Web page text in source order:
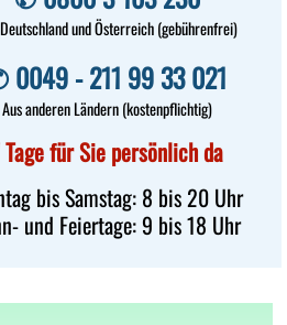
und Österreich (gebührenfrei)
- 211 99 33 021
Aus anderen Ländern (kostenpflichtig)
Tage für Sie persönlich da
bis Samstag: 8 bis 20 Uhr
und Feiertage: 9 bis 18 Uhr